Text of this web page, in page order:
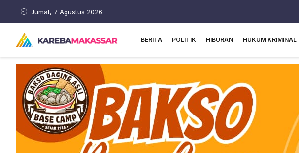
Jumat, 7 Agustus 2026
BERITA POLITIK HIBURAN HUKUM KRIMINAL